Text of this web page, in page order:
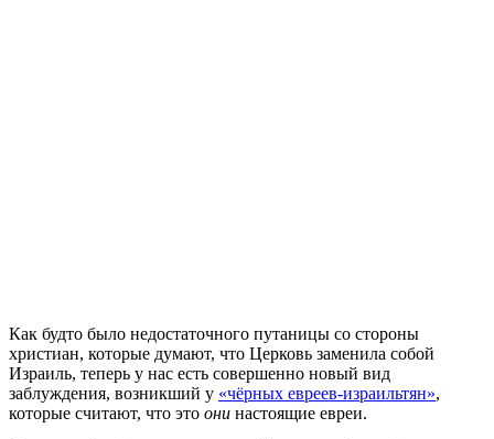
Как будто было недостаточного путаницы со стороны
христиан, которые думают, что Церковь заменила собой
Израиль, теперь у нас есть совершенно новый вид
заблуждения, возникший у «чёрных евреев-израильтян»,
которые считают, что это они настоящие евреи.